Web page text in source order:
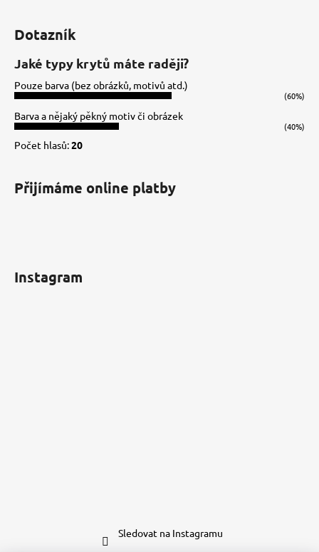
Dotazník
Jaké typy krytů máte raději?
Pouze barva (bez obrázků, motivů atd.)
(60%)
Barva a nějaký pěkný motiv či obrázek
(40%)
Počet hlasů:20
Přijímáme online platby
Instagram
Sledovat na Instagramu